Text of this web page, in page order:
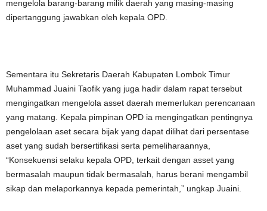
mengelola barang-barang milik daerah yang masing-masing
dipertanggung jawabkan oleh kepala OPD.
Sementara itu Sekretaris Daerah Kabupaten Lombok Timur
Muhammad Juaini Taofik yang juga hadir dalam rapat tersebut
mengingatkan mengelola asset daerah memerlukan perencanaan
yang matang. Kepala pimpinan OPD ia mengingatkan pentingnya
pengelolaan aset secara bijak yang dapat dilihat dari persentase
aset yang sudah bersertifikasi serta pemeliharaannya,
“Konsekuensi selaku kepala OPD, terkait dengan asset yang
bermasalah maupun tidak bermasalah, harus berani mengambil
sikap dan melaporkannya kepada pemerintah,” ungkap Juaini.